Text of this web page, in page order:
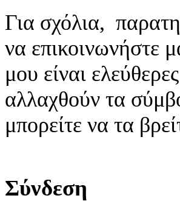
Για σχόλια,
να επικοινωνήστε
μου είναι
αλλαχθούν τα
μπορείτε να τα
Σύνδεση